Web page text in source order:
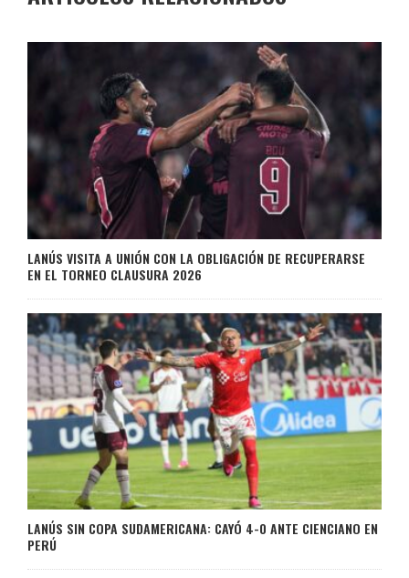
LANÚS VISITA A UNIÓN CON LA OBLIGACIÓN DE RECUPERARSE
EN EL TORNEO CLAUSURA 2026
LANÚS SIN COPA SUDAMERICANA: CAYÓ 4-0 ANTE CIENCIANO EN
PERÚ